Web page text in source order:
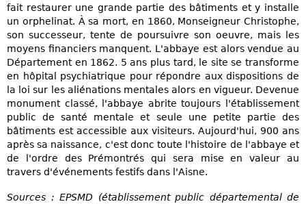
fait restaurer une grande partie des bâtiments et y installe
un orphelinat. À sa mort, en 1860, Monseigneur Christophe,
son successeur, tente de poursuivre son oeuvre, mais les
moyens financiers manquent. L'abbaye est alors vendue au
Département en 1862. 5 ans plus tard, le site se transforme
en hôpital psychiatrique pour répondre aux dispositions de
la loi sur les aliénations mentales alors en vigueur. Devenue
monument classé, l'abbaye abrite toujours l'établissement
public de santé mentale et seule une petite partie des
bâtiments est accessible aux visiteurs. Aujourd'hui, 900 ans
après sa naissance, c'est donc toute l'histoire de l'abbaye et
de l'ordre des Prémontrés qui sera mise en valeur au
travers d'événements festifs dans l'Aisne.
Sources : EPSMD (établissement public départemental de